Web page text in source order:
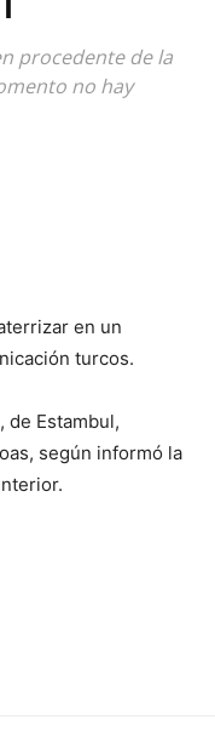
procedente de la
no hay
en un
turcos.
de Estambul,
según informó la